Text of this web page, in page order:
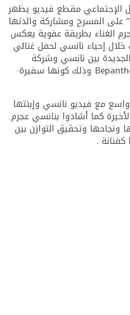
الإجتماعي مقطع فيديو يظهر
على المسرح ومشاركة والدتها
الغناء بطريقة عفوية يعكس
خلال إحياء نانسي لحفل غنائي
بين نانسي وشركة
بيبانتين ديرما Bepanthen Derma وذلك كونها سفيرة
مع فيديو نانسي وإبنتها
كما أشادوا بنانسي عجرم
ونجاحها وتحقيق التوازن بين
.